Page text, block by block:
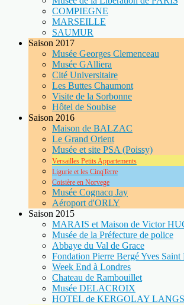
COMPIEGNE
MARSEILLE
SAUMUR
Saison 2017
Musée Georges Clemenceau
Musée GAlliera
Cité Universitaire
Les Buttes Chaumont
Visite de la Sorbonne
Hôtel de Soubise
Saison 2016
Maison de BALZAC
Le Grand Orient
Musée et site PSA (Poissy)
Versailles Petits Appartements
Ligurie et les CinqTerre
Coisière en Norvege
Musée Cognacq Jay
Aéroport d'ORLY
Saison 2015
MARAIS et Maison de Victor
Musée de la Préfecture de police
Abbaye du Val de Grace
Fondation Pierre Bergé Yves Saint
Week End à Londres
Chateau de Rambouillet
Musée DELACROIX
HOTEL de KERGOLAY